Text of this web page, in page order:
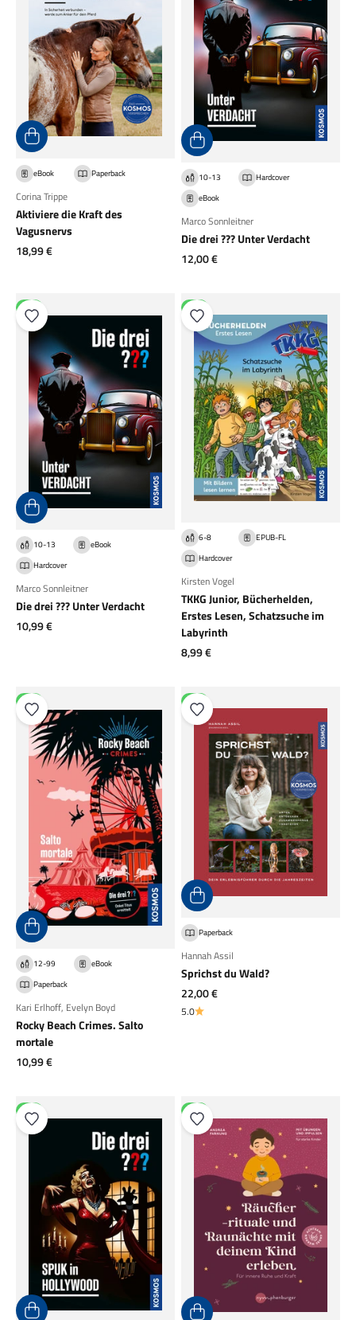
eBook Paperback
Corina Trippe
Aktiviere die Kraft des
Vagusnervs
Angebot
18,99 €
10-13
Hardcover
eBook
Marco Sonnleitner
Die drei ??? Unter Verdacht
Angebot
12,00 €
NEU
10-13
eBook
Hardcover
Marco Sonnleitner
Die drei ??? Unter Verdacht
Angebot
10,99 €
NEU
6-8
EPUB-FL
Hardcover
Kirsten Vogel
TKKG Junior, Bücherhelden,
Erstes Lesen, Schatzsuche im
Labyrinth
Angebot
8,99 €
NEU
12-99
eBook
Paperback
Kari Erlhoff, Evelyn Boyd
Rocky Beach Crimes. Salto
mortale
Angebot
10,99 €
NEU
Paperback
Hannah Assil
Sprichst du Wald?
Angebot
22,00 €
5.0
NEU NEU